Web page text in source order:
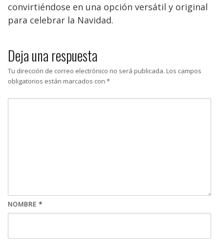
convirtiéndose en una opción versátil y original
para celebrar la Navidad.
Deja una respuesta
Tu dirección de correo electrónico no será publicada. Los campos
obligatorios están marcados con *
NOMBRE *